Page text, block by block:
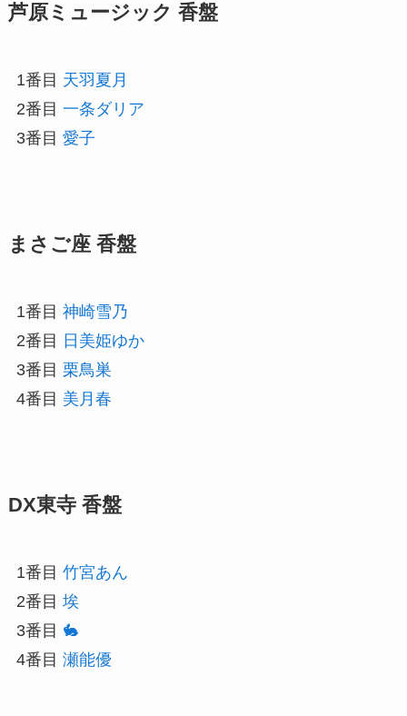
芦原ミュージック 香盤
1番目 天羽夏月
2番目 一条ダリア
3番目 愛子
まさご座 香盤
1番目 神崎雪乃
2番目 日美姫ゆか
3番目 栗鳥巣
4番目 美月春
DX東寺 香盤
1番目 竹宮あん
2番目 埃
3番目 🐇
4番目 瀬能優